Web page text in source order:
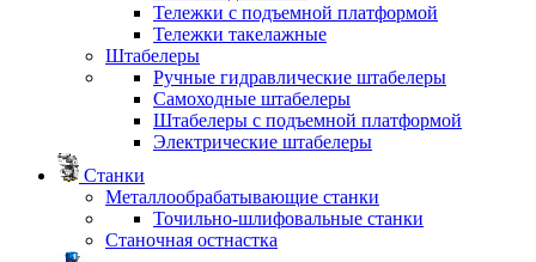
Тележки с подъемной платформой
Тележки такелажные
Штабелеры
Ручные гидравлические штабелеры
Самоходные штабелеры
Штабелеры с подъемной платформой
Электрические штабелеры
Станки
Металлообрабатывающие станки
Точильно-шлифовальные станки
Станочная остнастка